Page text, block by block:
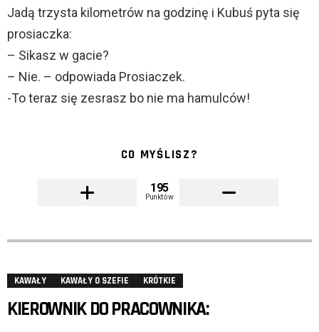
Jadą trzysta kilometrów na godzinę i Kubuś pyta się
prosiaczka:
– Sikasz w gacie?
– Nie. – odpowiada Prosiaczek.
-To teraz się zesrasz bo nie ma hamulców!
CO MYŚLISZ?
195
Punktów
KAWAŁY KAWAŁY O SZEFIE KRÓTKIE
KIEROWNIK DO PRACOWNIKA: